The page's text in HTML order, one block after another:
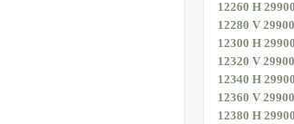
12260 H
12280 V
12300 H
12320 V
12340 H
12360 V
12380 H